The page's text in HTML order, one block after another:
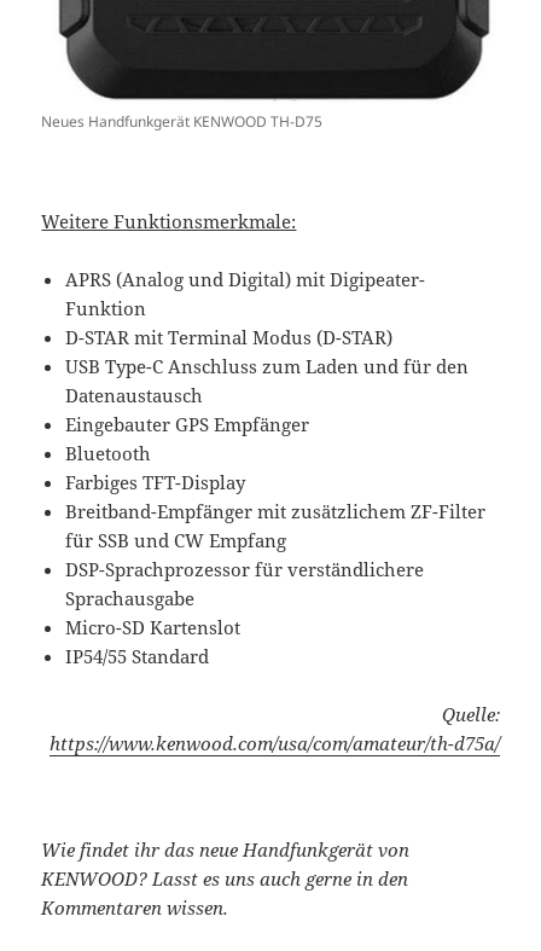
Neues Handfunkgerät KENWOOD TH-D75
Weitere Funktionsmerkmale:
APRS (Analog und Digital) mit Digipeater-
Funktion
D-STAR mit Terminal Modus (D-STAR)
USB Type-C Anschluss zum Laden und für den
Datenaustausch
Eingebauter GPS Empfänger
Bluetooth
Farbiges TFT-Display
Breitband-Empfänger mit zusätzlichem ZF-Filter
für SSB und CW Empfang
DSP-Sprachprozessor für verständlichere
Sprachausgabe
Micro-SD Kartenslot
IP54/55 Standard
Quelle:
https://www.kenwood.com/usa/com/amateur/th-d75a/
Wie findet ihr das neue Handfunkgerät von
KENWOOD? Lasst es uns auch gerne in den
Kommentaren wissen.